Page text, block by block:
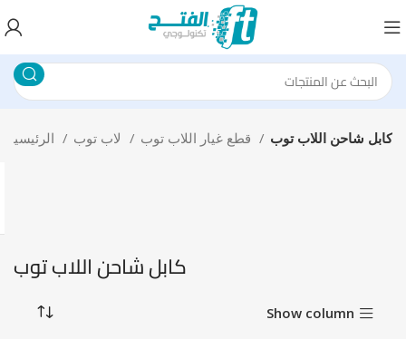
كابل شاحن اللاب توب
كابل شاحن اللاب توب
Show column